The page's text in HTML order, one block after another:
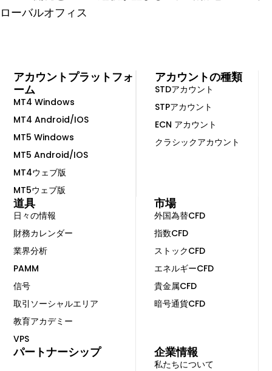
ローバルオフィス
アカウントの種類
STDアカウント
STPアカウント
ECN アカウント
クラシックアカウント
アカウントプラットフォ
ーム
MT4 Windows
MT4 Android/IOS
MT5 Windows
MT5 Android/IOS
MT4ウェブ版
MT5ウェブ版
市場
外国為替CFD
指数CFD
ストックCFD
エネルギーCFD
貴金属CFD
暗号通貨CFD
道具
日々の情報
財務カレンダー
業界分析
PAMM
信号
取引ソーシャルエリア
教育アカデミー
VPS
企業情報
私たちについて
パートナーシップ